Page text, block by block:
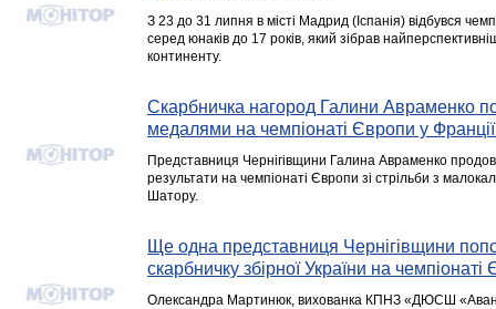
З 23 до 31 липня в місті Мадрид (Іспанія) відбувся
серед юнаків до 17 років, який зібрав
континенту.
Скарбничка нагород Галини Авраменко
медалями на чемпіонаті Європи у
Представниця Чернігівщини Галина Авраменко
результати на чемпіонаті Європи зі стрільби з
Шатору.
Ще одна представниця Чернігівщини
скарбничку збірної України на чемпіонаті
Олександра Мартинюк, вихованка КПНЗ «ДЮСШ